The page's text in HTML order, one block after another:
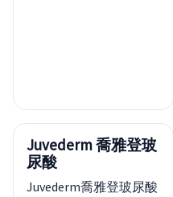
Juvederm 喬雅登玻
尿酸
Juvederm喬雅登玻尿酸